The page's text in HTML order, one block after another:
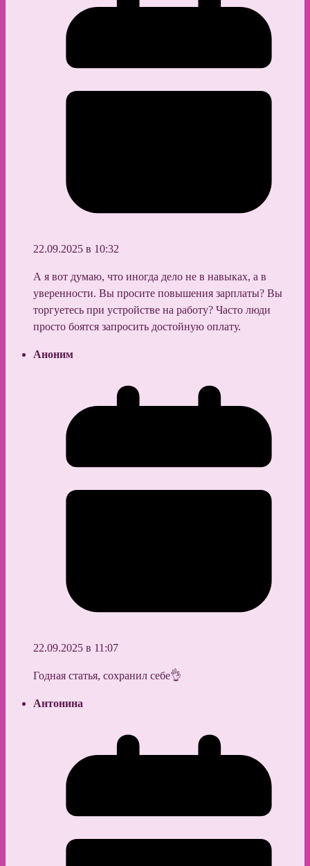
22.09.2025 в 10:32
А я вот думаю, что иногда дело не в навыках, а в
уверенности. Вы просите повышения зарплаты? Вы
торгуетесь при устройстве на работу? Часто люди
просто боятся запросить достойную оплату.
Аноним
22.09.2025 в 11:07
Годная статья, сохранил себе👌
Антонина